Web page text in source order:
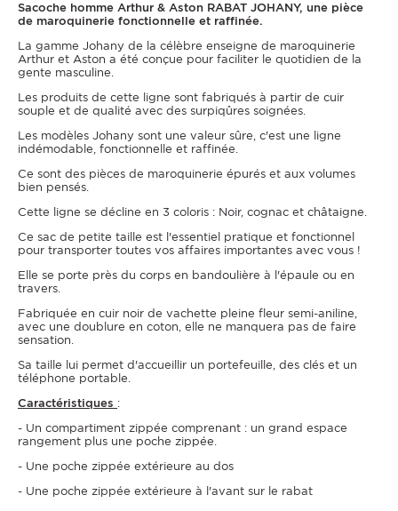
Sacoche homme Arthur & Aston RABAT JOHANY, une pièce
de maroquinerie fonctionnelle et raffinée.
La gamme Johany de la célèbre enseigne de maroquinerie
Arthur et Aston a été conçue pour faciliter le quotidien de la
gente masculine.
Les produits de cette ligne sont fabriqués à partir de cuir
souple et de qualité avec des surpiqûres soignées.
Les modèles Johany sont une valeur sûre, c'est une ligne
indémodable, fonctionnelle et raffinée.
Ce sont des pièces de maroquinerie épurés et aux volumes
bien pensés.
Cette ligne se décline en 3 coloris : Noir, cognac et châtaigne.
Ce sac de petite taille est l'essentiel pratique et fonctionnel
pour transporter toutes vos affaires importantes avec vous !
Elle se porte près du corps en bandoulière à l'épaule ou en
travers.
Fabriquée en cuir noir de vachette pleine fleur semi-aniline,
avec une doublure en coton, elle ne manquera pas de faire
sensation.
Sa taille lui permet d'accueillir un portefeuille, des clés et un
téléphone portable.
Caractéristiques :
- Un compartiment zippée comprenant : un grand espace
rangement plus une poche zippée.
- Une poche zippée extérieure au dos
- Une poche zippée extérieure à l'avant sur le rabat